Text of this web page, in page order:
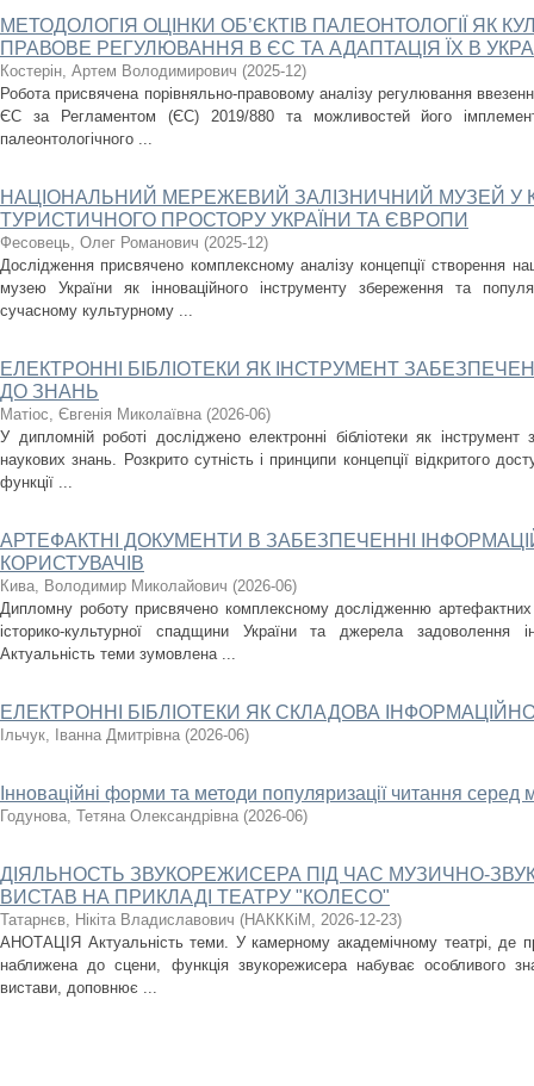
МЕТОДОЛОГІЯ ОЦІНКИ ОБ’ЄКТІВ ПАЛЕОНТОЛОГІЇ ЯК
ПРАВОВЕ РЕГУЛЮВАННЯ В ЄС ТА АДАПТАЦІЯ ЇХ В
Костерін, Артем Володимирович (2025-12)
Робота присвячена порівняльно-правовому аналізу регулювання
ЄС за Регламентом (ЄС) 2019/880 та можливостей його
палеонтологічного ...
НАЦІОНАЛЬНИЙ МЕРЕЖЕВИЙ ЗАЛІЗНИЧНИЙ МУЗЕЙ У
ТУРИСТИЧНОГО ПРОСТОРУ УКРАЇНИ ТА ЄВРОПИ
Фесовець, Олег Романович (2025-12)
Дослідження присвячено комплексному аналізу концепції створення
музею України як інноваційного інструменту збереження та
сучасному культурному ...
ЕЛЕКТРОННІ БІБЛІОТЕКИ ЯК ІНСТРУМЕНТ
ДО ЗНАНЬ
Матіос, Євгенія Миколаївна (2026-06)
У дипломній роботі досліджено електронні бібліотеки як інструмент
наукових знань. Розкрито сутність і принципи концепції відкритого
функції ...
АРТЕФАКТНІ ДОКУМЕНТИ В ЗАБЕЗПЕЧЕННІ
КОРИСТУВАЧІВ
Кива, Володимир Миколайович (2026-06)
Дипломну роботу присвячено комплексному дослідженню
історико-культурної спадщини України та джерела задоволення
Актуальність теми зумовлена ...
ЕЛЕКТРОННІ БІБЛІОТЕКИ ЯК СКЛАДОВА
Ільчук, Іванна Дмитрівна (2026-06)
Інноваційні форми та методи популяризації читання
Годунова, Тетяна Олександрівна (2026-06)
ДІЯЛЬНОСТЬ ЗВУКОРЕЖИСЕРА ПІД ЧАС МУЗИЧНО-
ВИСТАВ НА ПРИКЛАДІ ТЕАТРУ "КОЛЕСО"
Татарнєв, Нікіта Владиславович (НАКККіМ , 2026-12-23)
АНОТАЦІЯ Актуальність теми. У камерному академічному театрі, де
наближена до сцени, функція звукорежисера набуває особливого
вистави, доповнює ...